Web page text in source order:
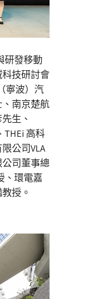
研發移動
技研討會
寧波）汽
南京楚航
生、
THEi 高科
公司VLA
司董事總
、環電嘉
授。